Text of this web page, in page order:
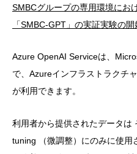
SMBCグループの専用環境にお
「SMBC-GPT」の実証実験の
Azure OpenAI Serviceは、
で、Azureインフラストラクチ
が利用できます。
利用者から提供されたデータは
tuning （微調整）にのみに使用